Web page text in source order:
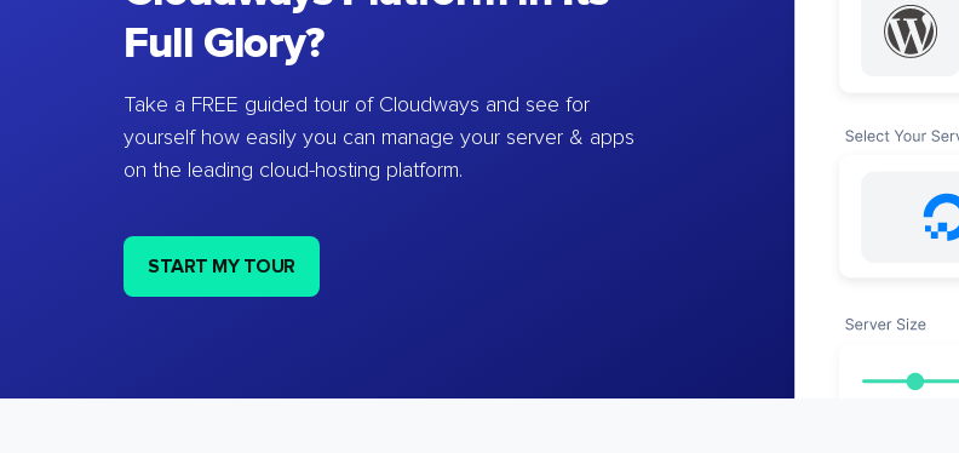
Full Glory?
Take a FREE guided tour of Cloudways and see for
yourself how easily you can manage your server & apps
on the leading cloud-hosting platform.
START MY TOUR